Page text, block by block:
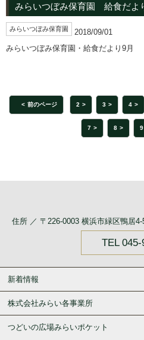
みらいつぼみ保育園 給食だよ
みらいつぼみ保育園
2018/09/01
みらいつぼみ保育園・給食だより9月
前のページ 2 3 4
7 8 9
住所 ／ 〒226-0003 横浜市緑区鴨居4-
TEL
新着情報
株式会社みらい各事業所
つどいの広場みらいポケット